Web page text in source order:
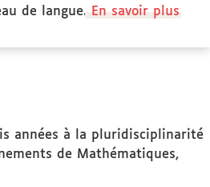
de langue.
En savoir plus
années à la pluridisciplinarité
de Mathématiques,